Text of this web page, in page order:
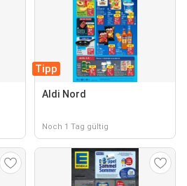
Tipp
Aldi Nord
Noch 1 Tag gültig